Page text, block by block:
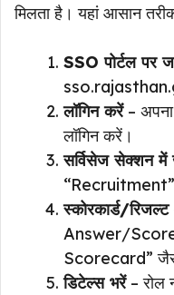
मिलता है। यहां आसान
SSO पोर्टल पर
लॉगिन करें–
लॉगिन करें।
सर्विसेज सेक्शन में
“Recruitment”
स्कोरकार्ड/
Answer/
Scorecard”
डिटेल्स भरें– रोल